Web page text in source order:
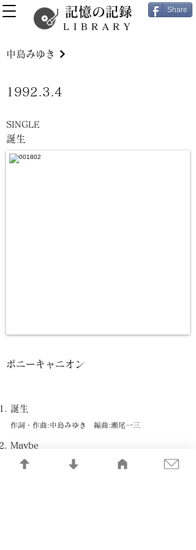
記憶の記録
LIBRARY
Share
誕生
誕生
作詞・作曲:中島みゆき 編曲:瀬尾一三
Maybe
作詞・作曲:中島みゆき 編曲:瀬尾一三
中島みゆき
1992.3.4
SINGLE
ポニーキャニオン